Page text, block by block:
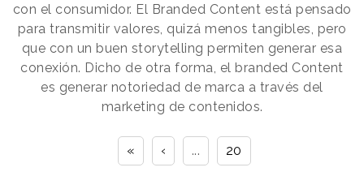
con el consumidor. El Branded Content está pensado
para transmitir valores, quizá menos tangibles, pero
que con un buen storytelling permiten generar esa
conexión. Dicho de otra forma, el branded Content
es generar notoriedad de marca a través del
marketing de contenidos.
« ‹ ... 20